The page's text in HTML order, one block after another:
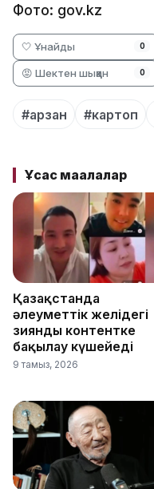
Фото: gov.kz
🤍 Ұнайды 0
😡 Шектен шыққан 0
#арзан #картоп
Ұқсас мақалалар
Қазақстанда
әлеуметтік желідегі
зиянды контентке
бақылау күшейеді
9 тамыз, 2026